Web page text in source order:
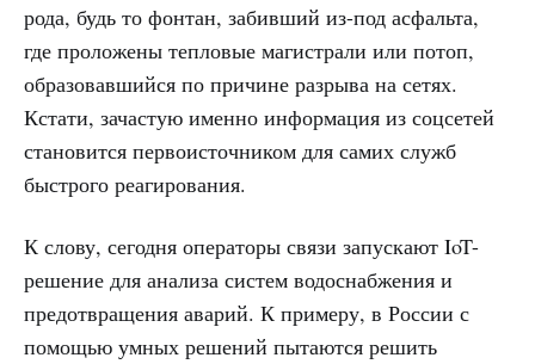
рода, будь то фонтан, забивший из-под асфальта,
где проложены тепловые магистрали или потоп,
образовавшийся по причине разрыва на сетях.
Кстати, зачастую именно информация из соцсетей
становится первоисточником для самих служб
быстрого реагирования.
К слову, сегодня операторы связи запускают IoT-
решение для анализа систем водоснабжения и
предотвращения аварий. К примеру, в России с
помощью умных решений пытаются решить